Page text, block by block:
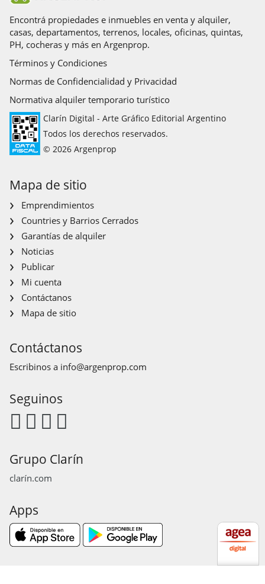
Encontrá propiedades e inmuebles en venta y alquiler,
casas, departamentos, terrenos, locales, oficinas, quintas,
PH, cocheras y más en Argenprop.
Términos y Condiciones
Normas de Confidencialidad y Privacidad
Normativa alquiler temporario turístico
Clarín Digital - Arte Gráfico Editorial Argentino
Todos los derechos reservados.
© 2026 Argenprop
Mapa de sitio
Emprendimientos
Countries y Barrios Cerrados
Garantías de alquiler
Noticias
Publicar
Mi cuenta
Contáctanos
Mapa de sitio
Contáctanos
Escribinos a info@argenprop.com
Seguinos
Grupo Clarín
clarín.com
Apps